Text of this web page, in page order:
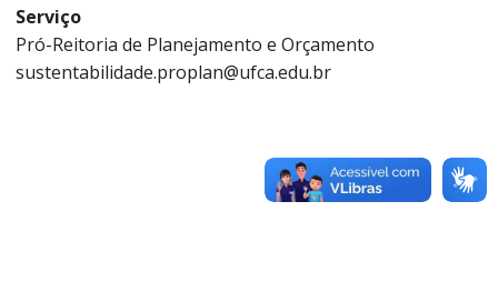
Serviço
Pró-Reitoria de Planejamento e Orçamento
sustentabilidade.proplan@ufca.edu.br